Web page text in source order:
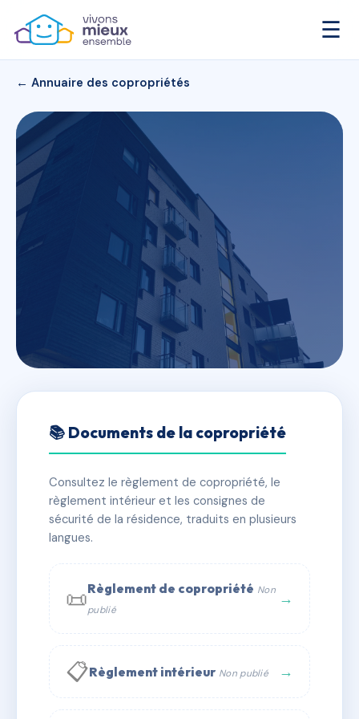
☰
← Annuaire des copropriétés
SDC 7 ET 7 BIS RUE
TOURVILLE
📍 7 r tourville 50200 Coutances
✓ Immatriculée 🏠 21 lots 🏗 1 bâtiment(s)
📞 Contacter Syndic Digital 💬 WhatsApp
✉ Email
📚 Documents de la copropriété
Consultez le règlement de copropriété, le
règlement intérieur et les consignes de
sécurité de la résidence, traduits en plusieurs
langues.
📜Règlement de copropriété Non
publié
→
📋Règlement intérieur Non publié →